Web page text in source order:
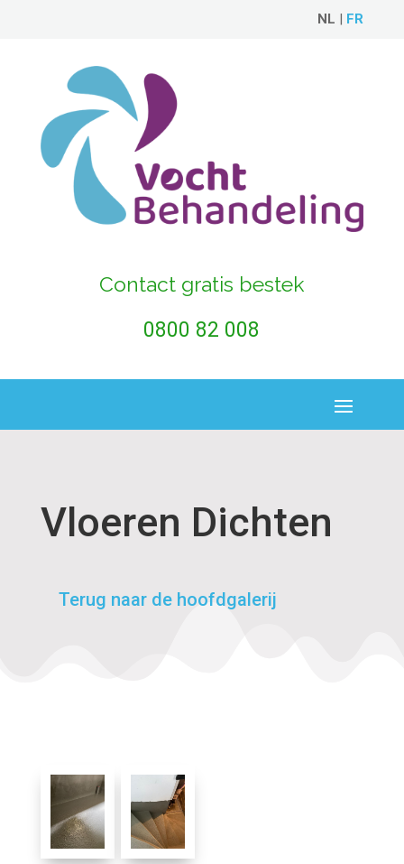
NL | FR
Contact gratis bestek
0800 82 008
Vloeren Dichten
Terug naar de hoofdgalerij